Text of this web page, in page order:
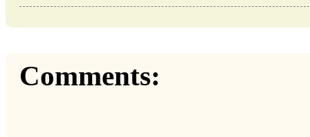
Comments: